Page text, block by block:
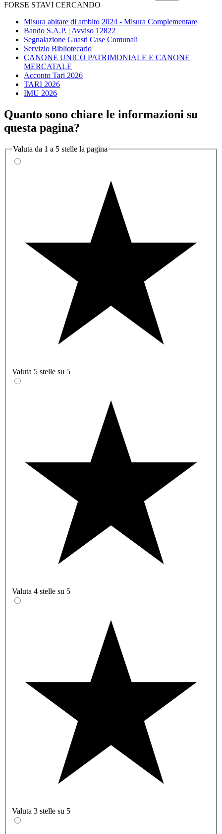
FORSE STAVI CERCANDO
Misura abitare di ambito 2024 - Misura Complementare
Bando S.A.P. | Avviso 12822
Segnalazione Guasti Case Comunali
Servizio Bibliotecario
CANONE UNICO PATRIMONIALE E CANONE
MERCATALE
Acconto Tari 2026
TARI 2026
IMU 2026
Quanto sono chiare le informazioni su
questa pagina?
Valuta da 1 a 5 stelle la pagina
Valuta 5 stelle su 5
Valuta 4 stelle su 5
Valuta 3 stelle su 5